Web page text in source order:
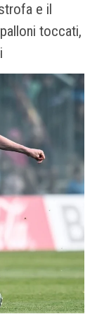
e il
toccati,